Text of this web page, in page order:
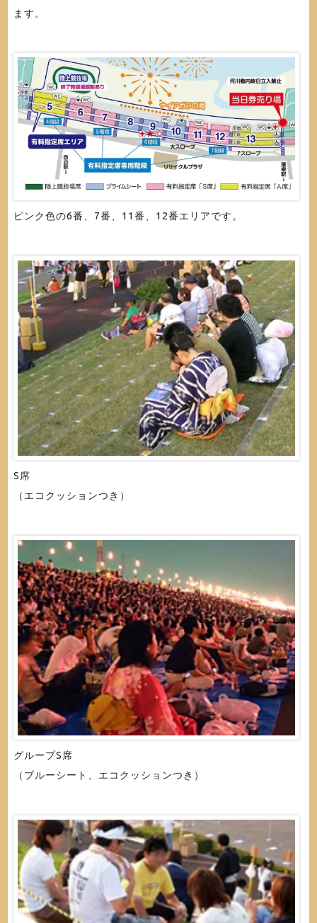
ます。
ピンク色の6番、7番、11番、12番エリアです。
S席
（エコクッションつき）
グループS席
（ブルーシート、エコクッションつき）